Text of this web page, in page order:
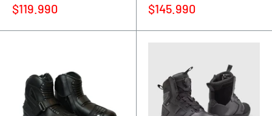
Precio
venta
$119.990
Precio
venta
$145.990